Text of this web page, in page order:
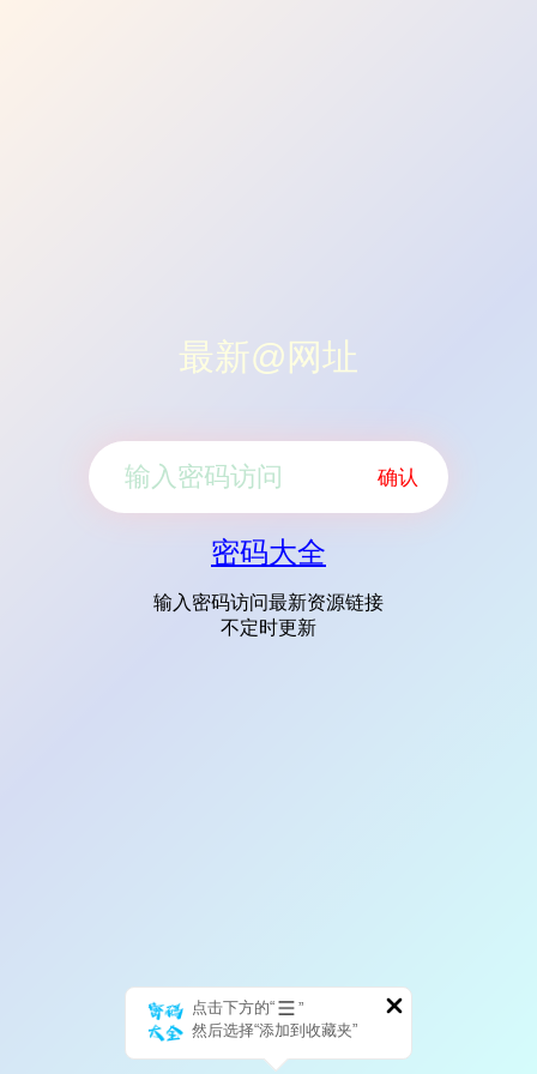
最新@网址
确认
密码大全
输入密码访问最新资源链接
不定时更新
点击下方的“
”
然后选择“添加到收藏夹”